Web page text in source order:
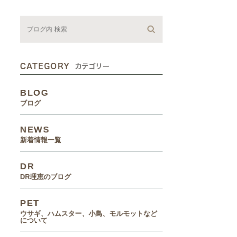
CATEGORY カテゴリー
BLOG
ブログ
NEWS
新着情報一覧
DR
DR理恵のブログ
PET
ウサギ、ハムスター、小鳥、モルモットなど
について